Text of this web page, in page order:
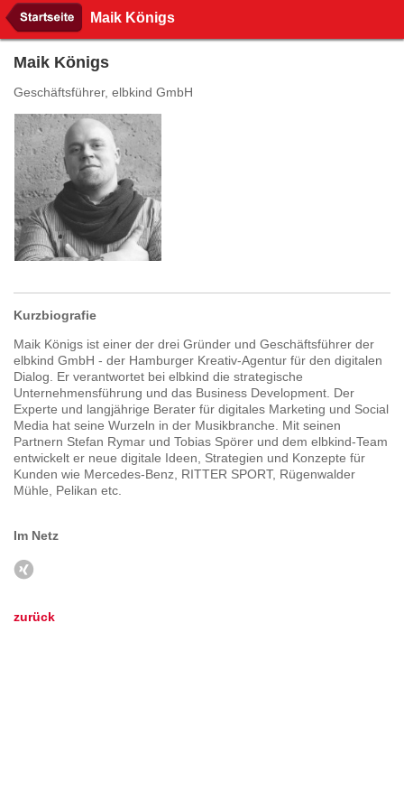
Maik Königs
Maik Königs
Geschäftsführer, elbkind GmbH
Kurzbiografie
Maik Königs ist einer der drei Gründer und Geschäftsführer der
elbkind GmbH - der Hamburger Kreativ-Agentur für den digitalen
Dialog. Er verantwortet bei elbkind die strategische
Unternehmensführung und das Business Development. Der
Experte und langjährige Berater für digitales Marketing und Social
Media hat seine Wurzeln in der Musikbranche. Mit seinen
Partnern Stefan Rymar und Tobias Spörer und dem elbkind-Team
entwickelt er neue digitale Ideen, Strategien und Konzepte für
Kunden wie Mercedes-Benz, RITTER SPORT, Rügenwalder
Mühle, Pelikan etc.
Im Netz
zurück